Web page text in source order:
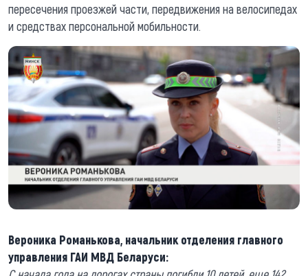
пересечения проезжей части, передвижения на велосипедах
и средствах персональной мобильности.
Вероника Романькова, начальник отделения главного
управления ГАИ МВД Беларуси: